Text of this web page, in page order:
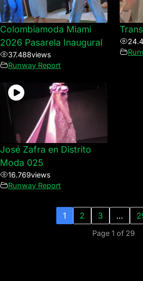
Colombiamoda Miami
2026 Pasarela Inaugural
37.488views
Runway Report
José Zafra en Distrito
Moda 025
16.769views
Runway Report
1 2 3 …
Page 1 of 29